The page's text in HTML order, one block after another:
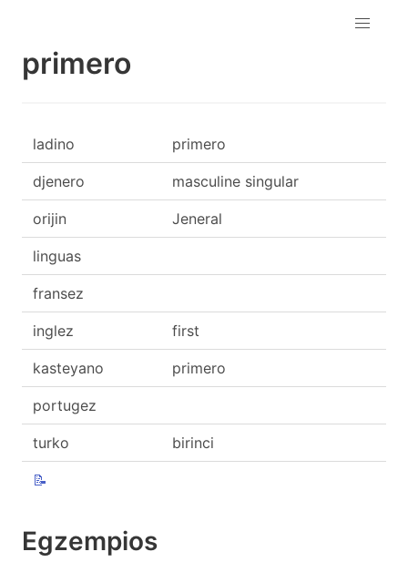
primero
ladino primero
djenero masculine singular
orijin Jeneral
linguas
fransez
inglez first
kasteyano primero
portugez
turko birinci
📝
Egzempios